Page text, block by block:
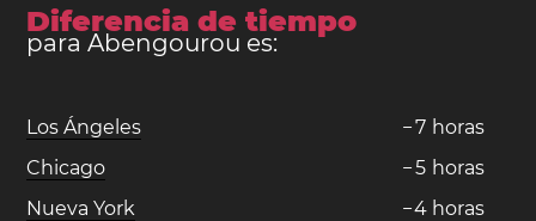
Diferencia de tiempo
para Abengourou es:
Los Ángeles −7 horas
Chicago
−5 horas
Nueva York
−4 horas